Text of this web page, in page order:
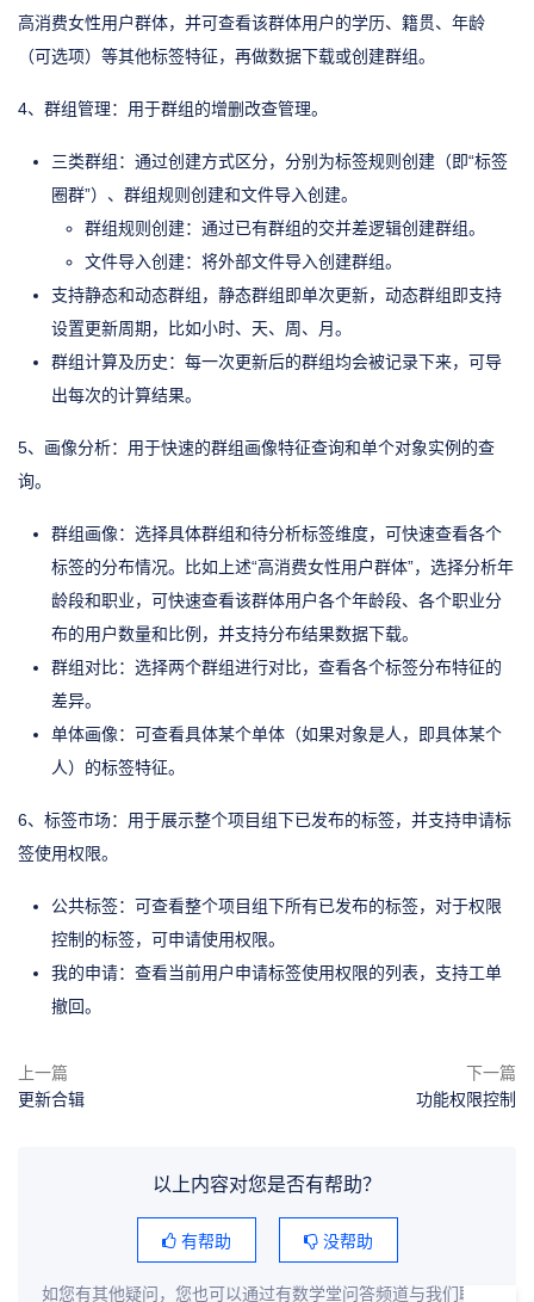
高消费女性用户群体，并可查看该群体用户的学历、籍贯、年龄
（可选项）等其他标签特征，再做数据下载或创建群组。
4、群组管理：用于群组的增删改查管理。
三类群组：通过创建方式区分，分别为标签规则创建（即“标签
圈群”）、群组规则创建和文件导入创建。
群组规则创建：通过已有群组的交并差逻辑创建群组。
文件导入创建：将外部文件导入创建群组。
支持静态和动态群组，静态群组即单次更新，动态群组即支持
设置更新周期，比如小时、天、周、月。
群组计算及历史：每一次更新后的群组均会被记录下来，可导
出每次的计算结果。
5、画像分析：用于快速的群组画像特征查询和单个对象实例的查
询。
群组画像：选择具体群组和待分析标签维度，可快速查看各个
标签的分布情况。比如上述“高消费女性用户群体”，选择分析年
龄段和职业，可快速查看该群体用户各个年龄段、各个职业分
布的用户数量和比例，并支持分布结果数据下载。
群组对比：选择两个群组进行对比，查看各个标签分布特征的
差异。
单体画像：可查看具体某个单体（如果对象是人，即具体某个
人）的标签特征。
6、标签市场：用于展示整个项目组下已发布的标签，并支持申请标
签使用权限。
公共标签：可查看整个项目组下所有已发布的标签，对于权限
控制的标签，可申请使用权限。
我的申请：查看当前用户申请标签使用权限的列表，支持工单
撤回。
上一篇
更新合辑
下一篇
功能权限控制
以上内容对您是否有帮助？
有帮助 没帮助
如您有其他疑问，您也可以通过有数学堂问答频道与我们联系